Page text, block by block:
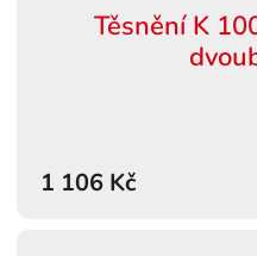
Těsnění K
1 106 Kč